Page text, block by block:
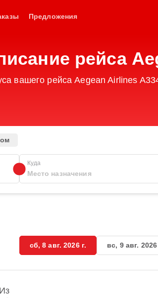
Предложения
рейса
вашего рейса Aegean Airlines
Куда
сб, 8 авг. 2026 г. вс, 9 авг. 2026
Из